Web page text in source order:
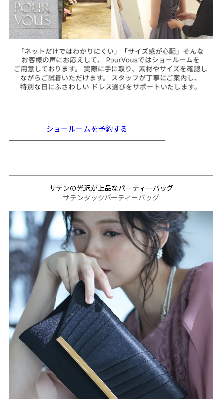
ショールームを予約する
サテンの光沢が上品なパーティーバッグ
サテンタックパーティーバッグ